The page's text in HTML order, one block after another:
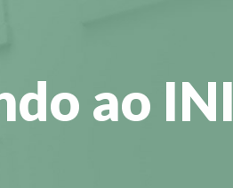
ao INI